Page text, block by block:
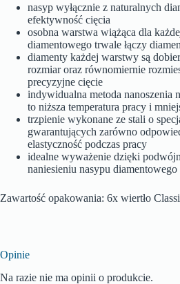
nasyp wyłącznie z naturalnych
efektywność cięcia
osobna warstwa wiążąca dla
diamentowego trwale łączy
diamenty każdej warstwy są
rozmiar oraz równomiernie
precyzyjne cięcie
indywidualna metoda nanoszenia
to niższa temperatura pracy i
trzpienie wykonane ze stali o
gwarantujących zarówno
elastyczność podczas pracy
idealne wyważenie dzięki
naniesieniu nasypu diamentowego
Zawartość opakowania: 6x wiertło
Opinie
Na razie nie ma opinii o produkcie.